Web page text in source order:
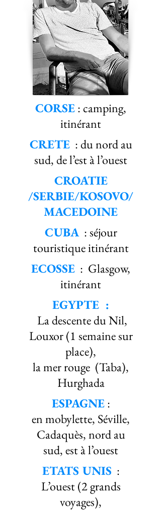
CORSE: camping,
itinérant
CRETE: du nord au
sud, de l’est à l’ouest
CROATIE
/SERBIE/KOSOVO/
MACEDOINE
CUBA: séjour
touristique itinérant
ECOSSE : Glasgow,
itinérant
EGYPTE :
La descente du Nil,
Louxor (1 semaine sur
place),
la mer rouge (Taba),
Hurghada
ESPAGNE:
en mobylette, Séville,
Cadaquès, nord au
sud, est à l’ouest
ETATS UNIS :
L’ouest (2 grands
voyages),